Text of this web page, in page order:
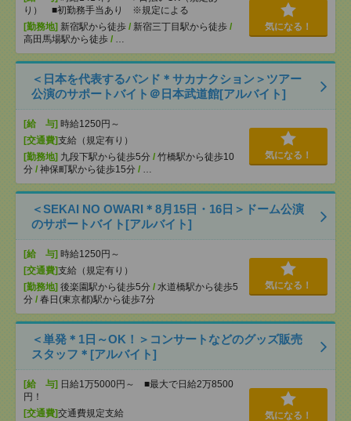
り） ■初勤務手当あり ※規定による
[勤務地] 新宿駅から徒歩 / 新宿三丁目駅から徒歩 /
高田馬場駅から徒歩 / …
気になる！
＜日本を代表するバンド＊サカナクション＞ツアー
公演のサポートバイト＠日本武道館[アルバイト]
[給 与] 時給1250円～
[交通費]支給（規定有り）
[勤務地] 九段下駅から徒歩5分 / 竹橋駅から徒歩10
分 / 神保町駅から徒歩15分 / …
気になる！
＜SEKAI NO OWARI＊8月15日・16日＞ドーム公演
のサポートバイト[アルバイト]
[給 与] 時給1250円～
[交通費]支給（規定有り）
[勤務地] 後楽園駅から徒歩5分 / 水道橋駅から徒歩5
分 / 春日(東京都)駅から徒歩7分
気になる！
＜単発＊1日～OK！＞コンサートなどのグッズ販売
スタッフ＊[アルバイト]
[給 与] 日給1万5000円～ ■最大で日給2万8500
円！
[交通費]交通費規定支給
気になる！